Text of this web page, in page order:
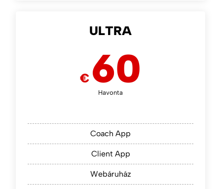
ULTRA
€ 60
Havonta
Coach App
Client App
Webáruház